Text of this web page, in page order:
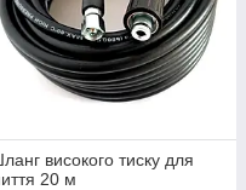
високого тиску для
20 м